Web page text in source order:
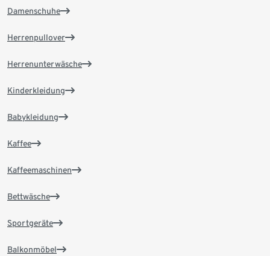
Damenschuhe
Herrenpullover
Herrenunterwäsche
Kinderkleidung
Babykleidung
Kaffee
Kaffeemaschinen
Bettwäsche
Sportgeräte
Balkonmöbel